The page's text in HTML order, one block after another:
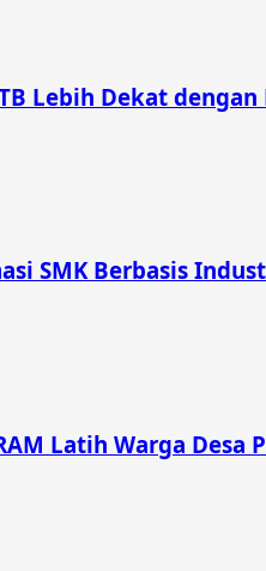
Lebih Dekat
SMK Berbasis
Latih Warga Desa